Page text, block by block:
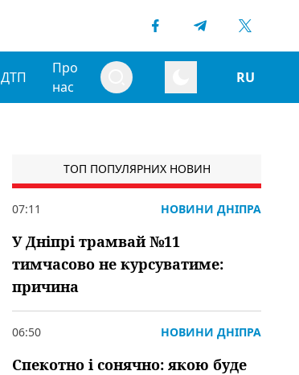
ДТП
Про
нас
RU
ТОП ПОПУЛЯРНИХ НОВИН
07:11 НОВИНИ ДНІПРА
У Дніпрі трамвай №11
тимчасово не курсуватиме:
причина
06:50 НОВИНИ ДНІПРА
Спекотно і сонячно: якою буде